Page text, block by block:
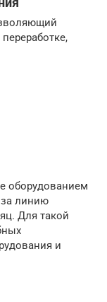
оборудованием
за линию
Для такой
и